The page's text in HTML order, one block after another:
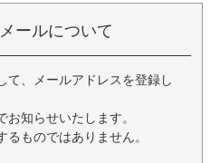
ールについて
て、メールアドレスを登録し
知らせいたします。
ものではありません。